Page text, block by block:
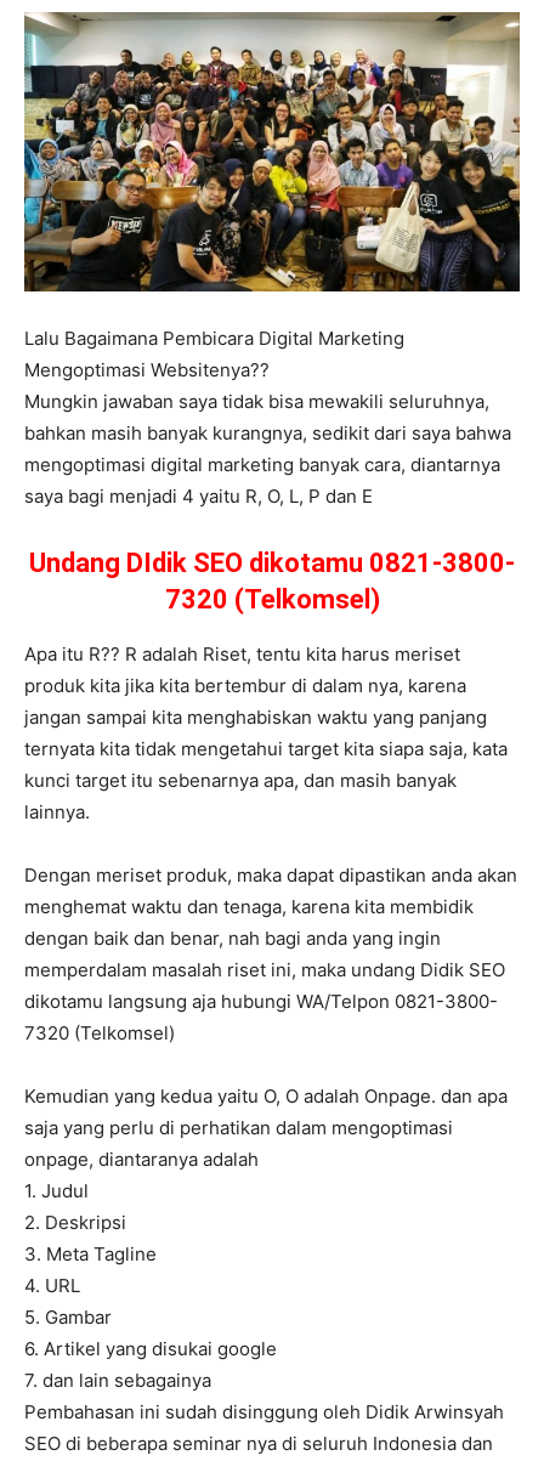
Lalu Bagaimana Pembicara Digital Marketing
Mengoptimasi Websitenya??
Mungkin jawaban saya tidak bisa mewakili seluruhnya,
bahkan masih banyak kurangnya, sedikit dari saya bahwa
mengoptimasi digital marketing banyak cara, diantarnya
saya bagi menjadi 4 yaitu R, O, L, P dan E
Undang DIdik SEO dikotamu 0821-3800-
7320 (Telkomsel)
Apa itu R?? R adalah Riset, tentu kita harus meriset
produk kita jika kita bertembur di dalam nya, karena
jangan sampai kita menghabiskan waktu yang panjang
ternyata kita tidak mengetahui target kita siapa saja, kata
kunci target itu sebenarnya apa, dan masih banyak
lainnya.
Dengan meriset produk, maka dapat dipastikan anda akan
menghemat waktu dan tenaga, karena kita membidik
dengan baik dan benar, nah bagi anda yang ingin
memperdalam masalah riset ini, maka undang Didik SEO
dikotamu langsung aja hubungi WA/Telpon 0821-3800-
7320 (Telkomsel)
Kemudian yang kedua yaitu O, O adalah Onpage. dan apa
saja yang perlu di perhatikan dalam mengoptimasi
onpage, diantaranya adalah
1. Judul
2. Deskripsi
3. Meta Tagline
4. URL
5. Gambar
6. Artikel yang disukai google
7. dan lain sebagainya
Pembahasan ini sudah disinggung oleh Didik Arwinsyah
SEO di beberapa seminar nya di seluruh Indonesia dan